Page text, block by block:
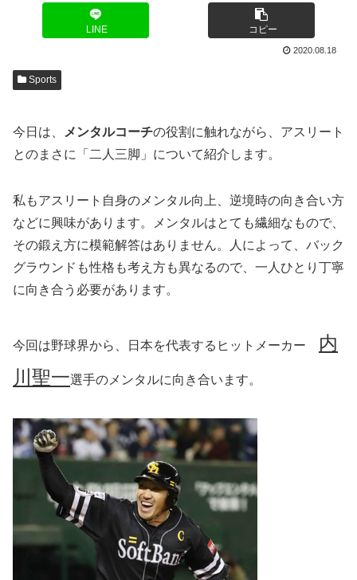
LINE コピー
2020.08.18
Sports
今日は、 メンタルコーチの役割に触れながら、アスリート
とのまさに「二人三脚」について紹介します。
私もアスリート自身のメンタル向上、逆境時の向き合い方
などに興味があります。メンタルはとても繊細なもので、
その鍛え方に模範解答はありません。人によって、バック
グラウンドも性格も考え方も異なるので、一人ひとり丁寧
に向き合う必要があります。
今回は野球界から、日本を代表するヒットメーカー
内
川聖一選手のメンタルに向き合います。